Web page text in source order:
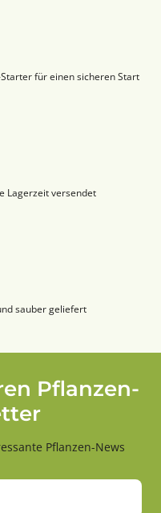
für einen sicheren Start
Lagerzeit versendet
sauber geliefert
Pflanzen-
Pflanzen-News